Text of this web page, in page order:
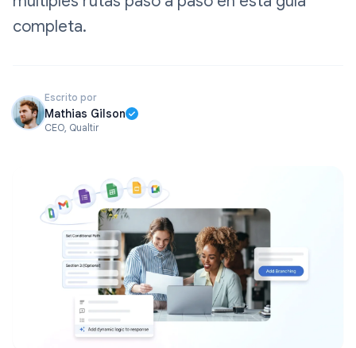
completa.
Escrito por
Mathias Gilson
CEO, Qualtir